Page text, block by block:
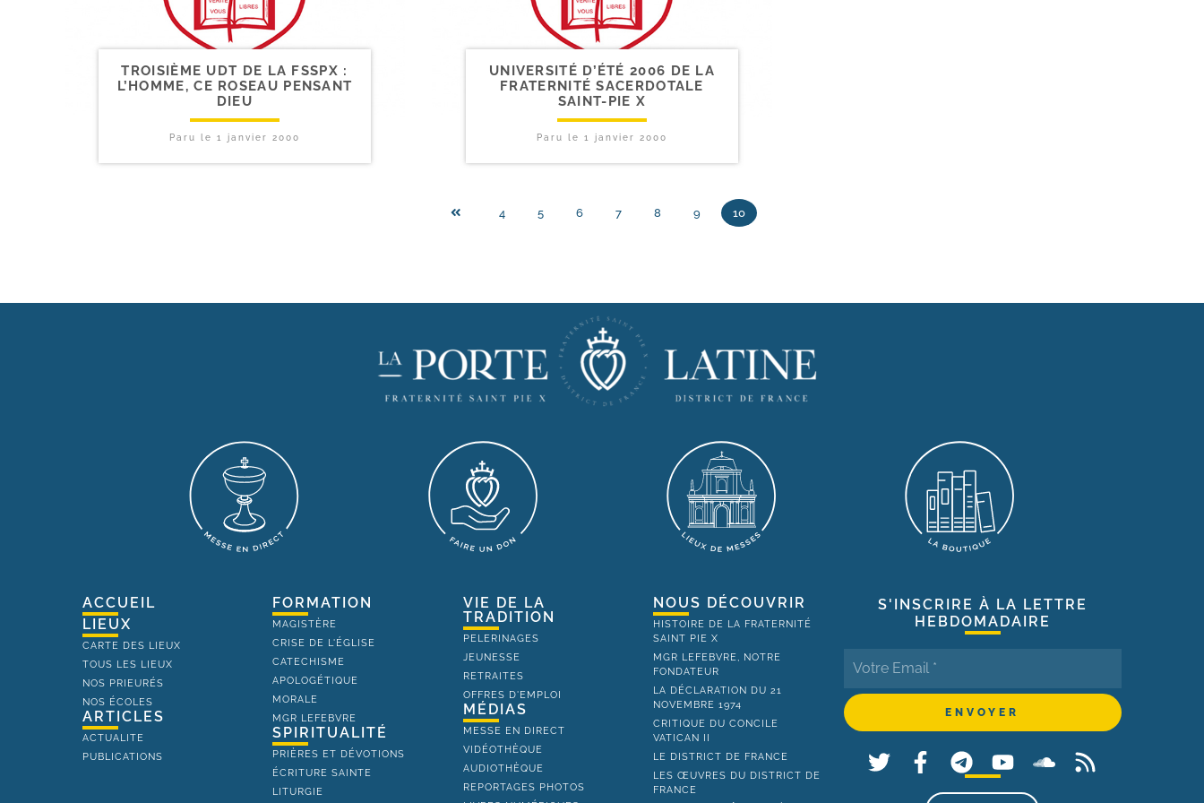
TROISIÈME UDT DE LA FSSPX :
L’HOMME, CE ROSEAU PENSANT
DIEU
Paru le 1 janvier 2000
UNIVERSITÉ D’ÉTÉ 2006 DE LA
FRATERNITÉ SACERDOTALE
SAINT-​PIE X
Paru le 1 janvier 2000
4 5 6 7 8 9 10
ACCUEIL
LIEUX
CARTE DES LIEUX
TOUS LES LIEUX
NOS PRIEURÉS
NOS ÉCOLES
ARTICLES
ACTUALITE
PUBLICATIONS
FORMATION
MAGISTÈRE
CRISE DE L'ÉGLISE
CATECHISME
APOLOGÉTIQUE
MORALE
MGR LEFEBVRE
SPIRITUALITÉ
PRIÈRES ET DÉVOTIONS
ÉCRITURE SAINTE
LITURGIE
VIE DE LA
TRADITION
PELERINAGES
JEUNESSE
RETRAITES
OFFRES D'EMPLOI
MÉDIAS
MESSE EN DIRECT
VIDÉOTHÈQUE
AUDIOTHÈQUE
REPORTAGES PHOTOS
NOUS DÉCOUVRIR
HISTOIRE DE LA FRATERNITÉ
SAINT PIE X
MGR LEFEBVRE, NOTRE
FONDATEUR
LA DÉCLARATION DU 21
NOVEMBRE 1974
CRITIQUE DU CONCILE
VATICAN II
LE DISTRICT DE FRANCE
LES ŒUVRES DU DISTRICT DE
FRANCE
S'INSCRIRE À LA LETTRE
HEBDOMADAIRE